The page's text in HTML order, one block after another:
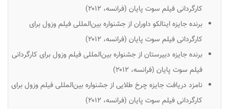
کارگردانی فیلم سوت پایان (فرانسه، ۲۰۱۲)
برنده جایزه اینالکو داوران از جشنواره بین‌المللی فیلم وزول برای
کارگردانی فیلم سوت پایان (فرانسه، ۲۰۱۲)
برنده جایزه دبیرستان از جشنواره بین‌المللی فیلم وزول برای کارگردانی
فیلم سوت پایان (فرانسه، ۲۰۱۲)
نامزد دریافت جایزه چرخ طلایی از جشنواره بین‌المللی فیلم وزول برای
کارگردانی فیلم سوت پایان (فرانسه، ۲۰۱۲)